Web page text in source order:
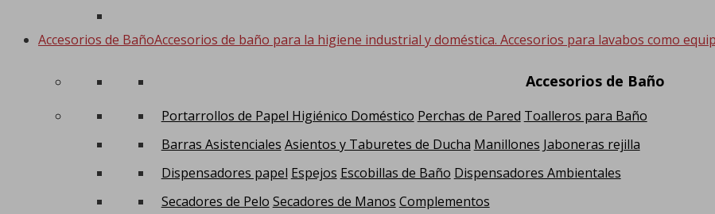
Accesorios de BañoAccesorios de baño para la higiene industrial y doméstica. Accesorios para lavabos como
Accesorios de Baño
Portarrollos de Papel Higiénico Doméstico Perchas de Pared Toalleros para Baño
Barras Asistenciales Asientos y Taburetes de Ducha Manillones Jaboneras rejilla
Dispensadores papel Espejos Escobillas de Baño Dispensadores Ambientales
Secadores de Pelo Secadores de Manos Complementos